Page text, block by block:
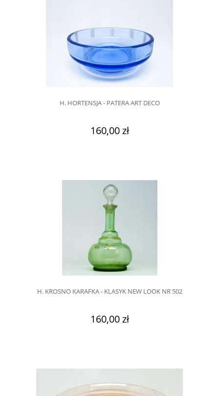
H. HORTENSJA - PATERA ART DECO
160,00 zł
H. KROSNO KARAFKA - KLASYK NEW LOOK NR 502
160,00 zł